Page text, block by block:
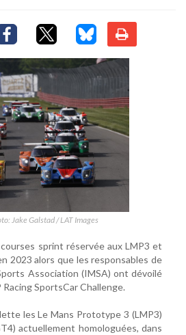
Jake Galstad / LAT Images
sprint réservée aux LMP3 et
2023 alors que les responsables de
Association (IMSA) ont dévoilé
SportsCar Challenge.
les Le Mans Prototype 3 (LMP3)
actuellement homologuées, dans